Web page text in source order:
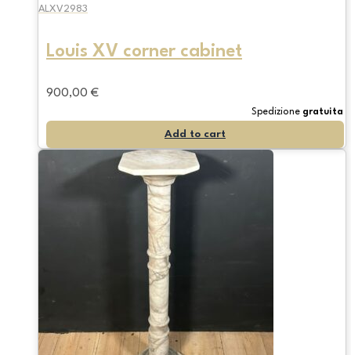
ALXV2983
Louis XV corner cabinet
900,00 €
Spedizione gratuita
Add to cart